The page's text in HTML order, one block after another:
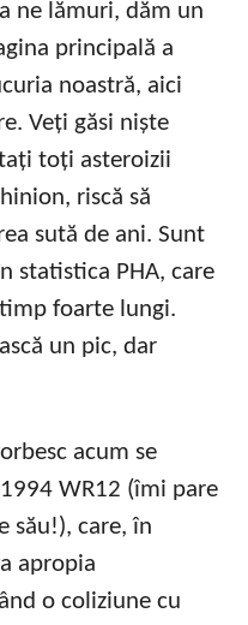
ne lămuri, dăm un
principală a
noastră, aici
Veți găsi niște
toți asteroizii
riscă să
sută de ani. Sunt
statistica PHA, care
foarte lungi.
un pic, dar
acum se
WR12 (îmi pare
său!), care, în
apropia
o coliziune cu